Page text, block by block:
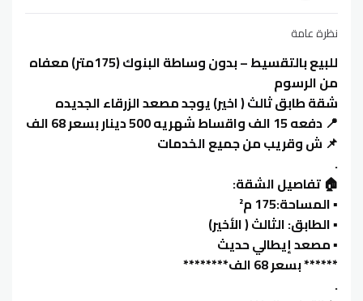
نظرة عامة
للبيع بالتقسيط – بدون وساطة البنوك (175متر) معفاه
من الرسوم
شقة طابق ثالث ( اخير) يوجد مصعد الزرقاء الجديده
📍 دفعه 15 الف واقساط شهريه 500 دينار بسعر 68 الف
📌 ش وقريب من جميع الخدمات
.
🏠 تفاصيل الشقة:
▪️ المساحة:175 م²
▪️ الطابق: الثالث ( الأخير)
▪️ مصعد إيطالي حديث
****** بسعر 68 الف********
.